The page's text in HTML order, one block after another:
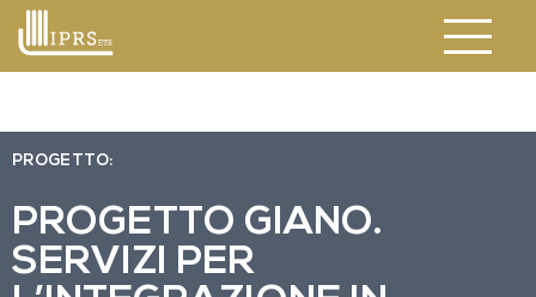
PROGETTO:
PROGETTO GIANO.
SERVIZI PER